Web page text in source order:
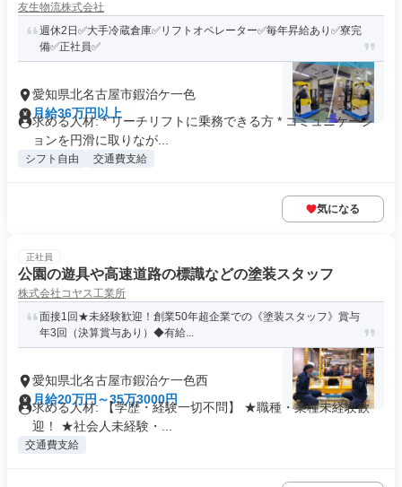
友生物流株式会社
週休2日✅大手冷蔵倉庫✅リフトオペレーター✅毎年昇給あり✅寮完
備✅正社員✅
愛知県北名古屋市鍜治ケ一色
月給36万円以上
求める人材: * リーチリフトに乗務できる方 * コミュニケーシ
ョンを円滑に取りなが...
シフト自由 交通費支給
気になる
正社員
公園の遊具や高速道路の標識などの塗装スタッフ
株式会社コヤス工業所
面接1回★未経験歓迎！創業50年超企業での《塗装スタッフ》賞与
年3回（決算賞与あり）◆有給...
愛知県北名古屋市鍜治ケ一色西
月給20万円～35万3000円
求める人材: 【学歴・経験一切不問】 ★職種・業種未経験歓
迎！ ★社会人未経験・...
交通費支給